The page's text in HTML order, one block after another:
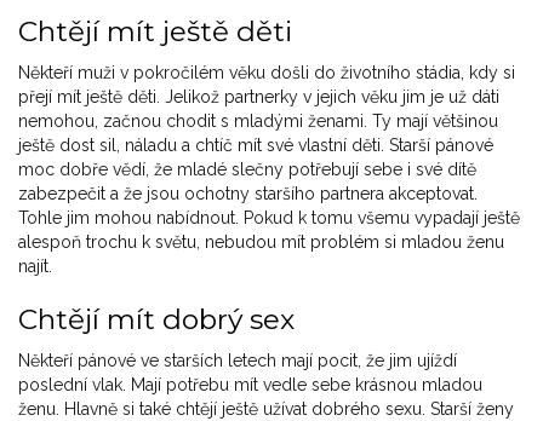
Chtějí mít ještě děti
Někteří muži v pokročilém věku došli do životního stádia, kdy si
přejí mít ještě děti. Jelikož partnerky v jejich věku jim je už dáti
nemohou, začnou chodit s mladými ženami. Ty mají většinou
ještě dost sil, náladu a chtíč mít své vlastní děti. Starší pánové
moc dobře vědí, že mladé slečny potřebují sebe i své dítě
zabezpečit a že jsou ochotny staršího partnera akceptovat.
Tohle jim mohou nabídnout. Pokud k tomu všemu vypadají ještě
alespoň trochu k světu, nebudou mít problém si mladou ženu
najít.
Chtějí mít dobrý sex
Někteří pánové ve starších letech mají pocit, že jim ujíždí
poslední vlak. Mají potřebu mít vedle sebe krásnou mladou
ženu. Hlavně si také chtějí ještě užívat dobrého sexu. Starší ženy